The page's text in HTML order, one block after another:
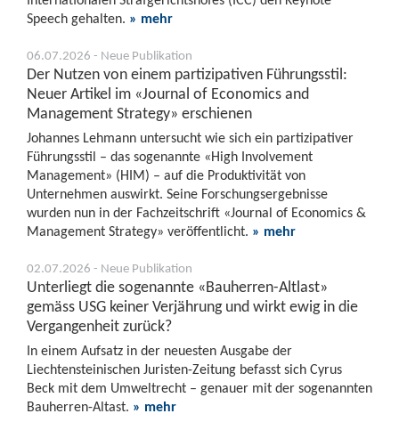
Speech gehalten. » mehr
06.07.2026 - Neue Publikation
Der Nutzen von einem partizipativen Führungsstil:
Neuer Artikel im «Journal of Economics and
Management Strategy» erschienen
Johannes Lehmann untersucht wie sich ein partizipativer
Führungsstil – das sogenannte «High Involvement
Management» (HIM) – auf die Produktivität von
Unternehmen auswirkt. Seine Forschungsergebnisse
wurden nun in der Fachzeitschrift «Journal of Economics &
Management Strategy» veröffentlicht. » mehr
02.07.2026 - Neue Publikation
Unterliegt die sogenannte «Bauherren-Altlast»
gemäss USG keiner Verjährung und wirkt ewig in die
Vergangenheit zurück?
In einem Aufsatz in der neuesten Ausgabe der
Liechtensteinischen Juristen-Zeitung befasst sich Cyrus
Beck mit dem Umweltrecht – genauer mit der sogenannten
Bauherren-Altast. » mehr